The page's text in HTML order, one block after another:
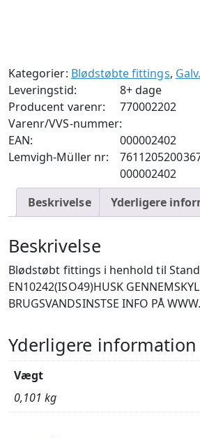
antal
Kategorier: Blødstøbte fittings,
Leveringstid:
8+ dage
Producent varenr:
770002202
Varenr/VVS-nummer:
000002402
EAN:
Lemvigh-Müller nr:
000002402
Beskrivelse
Yderligere
Beskrivelse
Blødstøbt fittings i henhold til
EN10242(ISO49)HUSK
BRUGSVANDSINSTSE INFO PÅ
Yderligere information
Vægt
0,101 kg